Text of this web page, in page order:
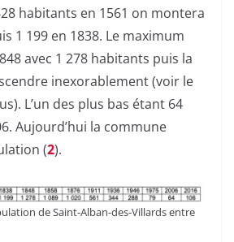
habitants en 1561 on montera
1 199 en 1838. Le maximum
avec 1 278 habitants puis la
inexorablement (voir le
L’un des plus bas étant 64
Aujourd’hui la commune
(2).
de Saint-Alban-des-Villards entre